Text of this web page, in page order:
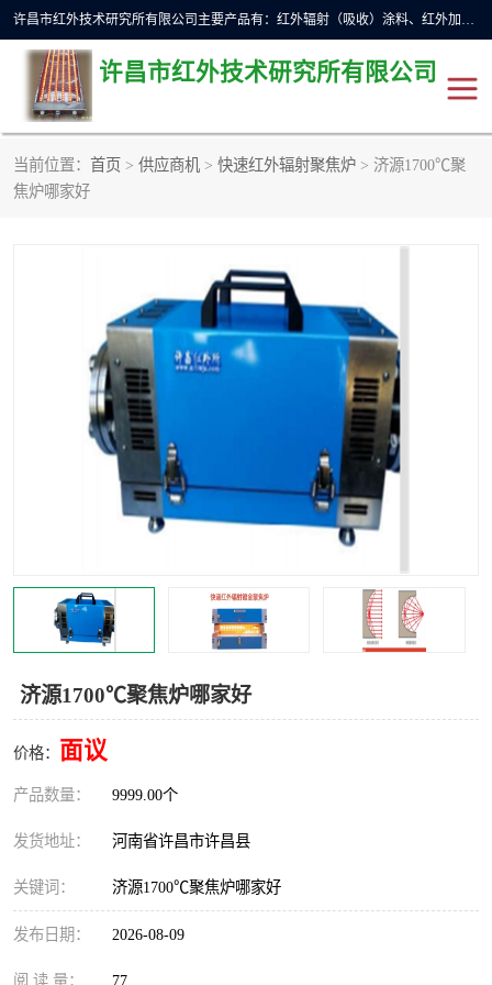
许昌市红外技术研究所有限公司主要产品有：红外辐射（吸收）涂料、红外加热元件、红外辐射加热模块（板）、红外辐射加热炉（箱）、快速红外辐射加热器、系列高端红外加热实验设备、系列红外加热控制器等。
许昌市红外技术研究所有限公司
当前位置： 首页 > 供应商机 > 快速红外辐射聚焦炉 > 济源1700℃聚
焦炉哪家好
济源1700℃聚焦炉哪家好
价格： 面议
产品数量： 9999.00个
发货地址： 河南省许昌市许昌县
关键词： 济源1700℃聚焦炉哪家好
发布日期： 2026-08-09
阅 读 量： 77
红外加热设备
红外辐射加热模块 定制红外加热实验设备
红外加热元件 红外辐射吸收涂料
高端红外加热实验设备
高温涂料 红外加热控制器
热环境试验设备
快速红外辐射聚焦炉